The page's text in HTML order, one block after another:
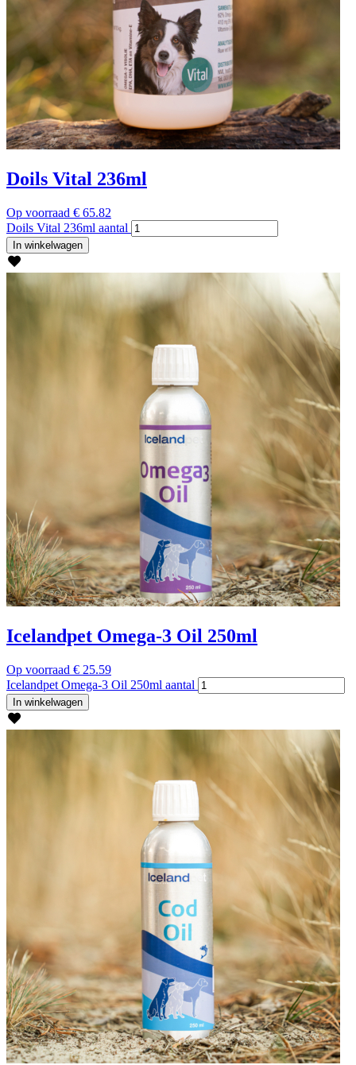
Doils Vital 236ml
Op voorraad € 65.82
Doils Vital 236ml aantal
In winkelwagen
Icelandpet Omega-3 Oil 250ml
Op voorraad € 25.59
Icelandpet Omega-3 Oil 250ml aantal
In winkelwagen